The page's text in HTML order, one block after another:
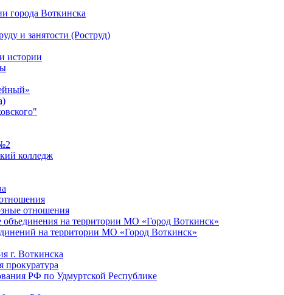
города Воткинска
и занятости (Роструд)
истории
колледж
отношения
объединения на территории МО «Город Воткинск»
на территории МО «Город Воткинск»
г. Воткинска
прокуратура
РФ по Удмуртской Республике